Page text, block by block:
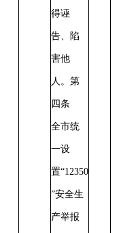
得诬
告、陷
害他
人。 第
四条
全市统
一设
置“12350
”安全生
产举报